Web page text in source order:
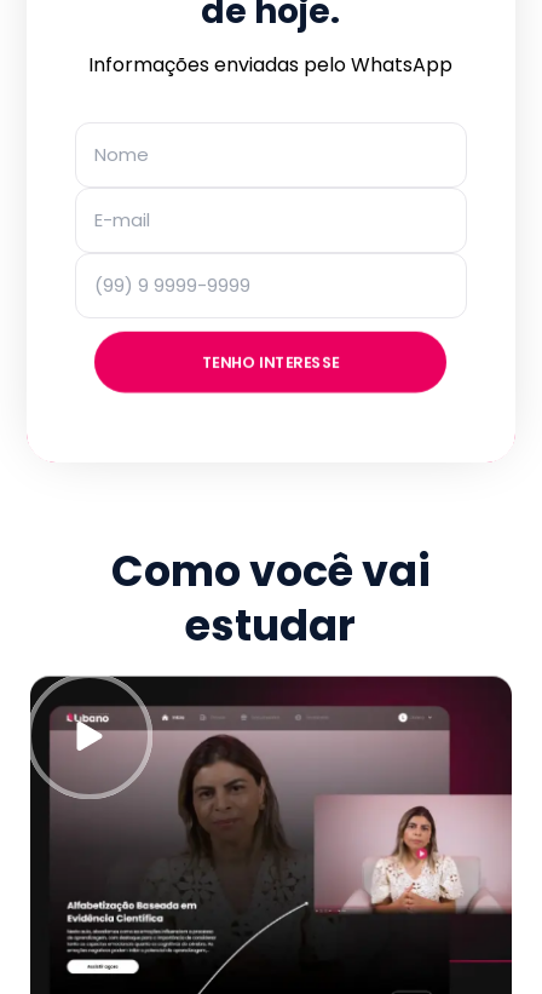
de hoje.
Informações enviadas pelo WhatsApp
TENHO INTERESSE
Como você vai
estudar